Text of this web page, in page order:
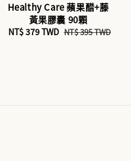
Healthy Care 蘋果醋+藤
黃果膠囊 90顆
Sale
NT$ 379 TWD Regular
NT$ 395 TWD